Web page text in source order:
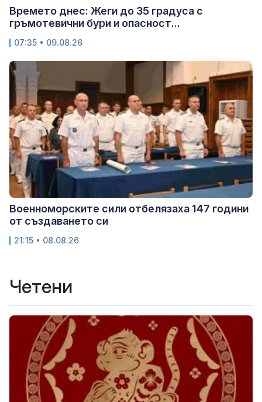
Времето днес: Жеги до 35 градуса с
гръмотевични бури и опасност...
07:35 • 09.08.26
Военноморските сили отбелязаха 147 години
от създаването си
21:15 • 08.08.26
Четени